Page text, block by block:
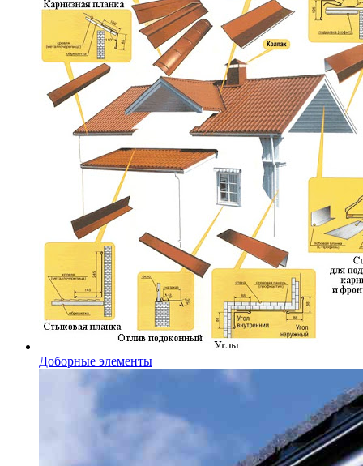
Доборные элементы